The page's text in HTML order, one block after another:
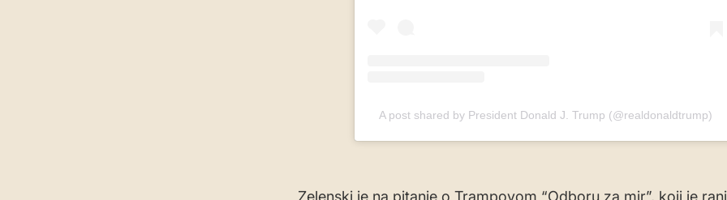
A post shared by President Donald J. Trump (@realdonaldtrump)
Zelenski je na pitanje o Trampovom “Odboru za mir”, koji je